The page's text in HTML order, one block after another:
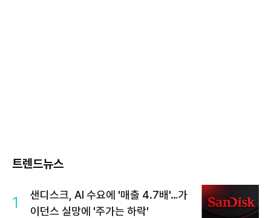
트렌드뉴스
1
샌디스크, AI 수요에 '매출 4.7배'…가
이던스 실망에 '주가는 하락'